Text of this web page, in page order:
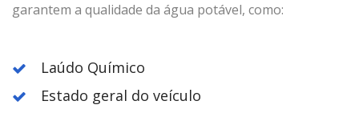
garantem a qualidade da água potável, como:
Laúdo Químico
Estado geral do veículo